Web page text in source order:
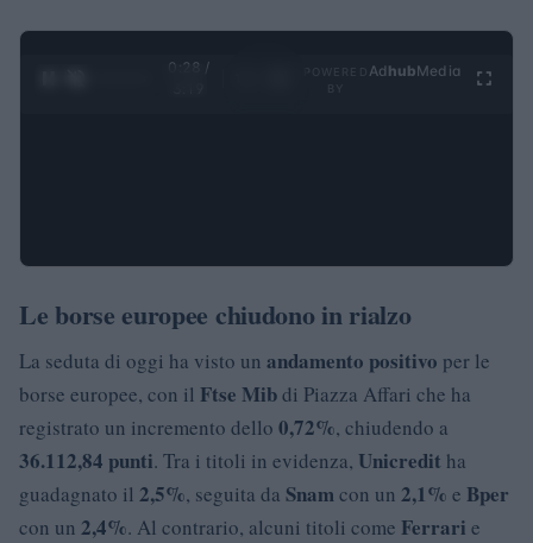
0:29 /
Ad hubMedia
Le borse europee chiudono in rialzo
La seduta di oggi ha visto un andamento positivo per le
borse europee, con il Ftse Mibdi Piazza Affari che ha
registrato un incremento dello 0,72%, chiudendo a
36.112,84 punti. Tra i titoli in evidenza, Unicredit ha
guadagnato il 2,5%, seguita da Snamcon un 2,1% e Bper
con un 2,4%. Al contrario, alcuni titoli come Ferrari e